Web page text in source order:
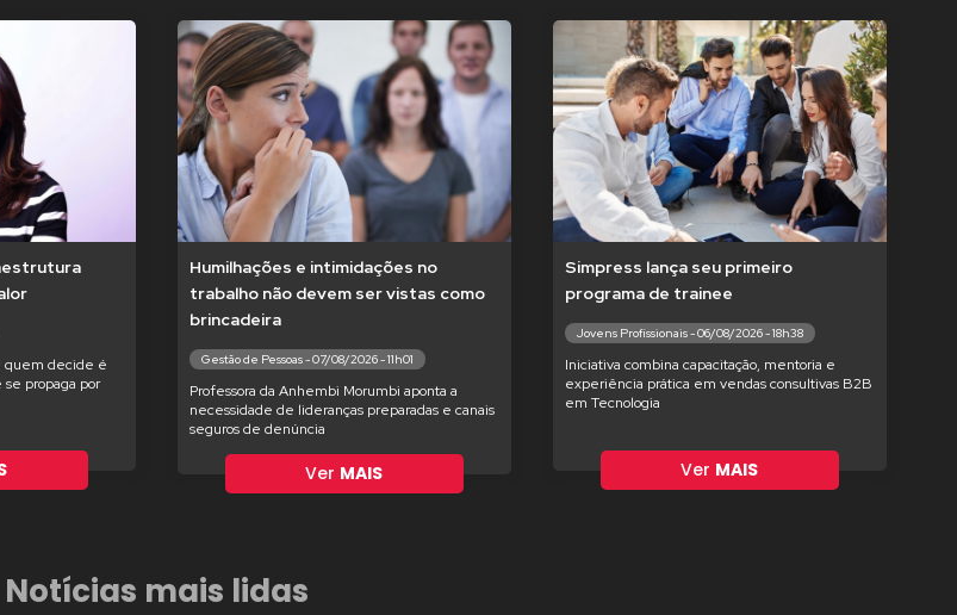
quem decide é
propaga por
Humilhações e intimidações no
trabalho não devem ser vistas como
brincadeira
Gestão de Pessoas - 07/08/2026 - 11h01
Professora da Anhembi Morumbi aponta a
necessidade de lideranças preparadas e canais
seguros de denúncia
Ver MAIS
Simpress lança seu primeiro
programa de trainee
Jovens Profissionais - 06/08/2026 - 18h38
Iniciativa combina capacitação, mentoria e
experiência prática em vendas consultivas B2B
em Tecnologia
Ver MAIS
Notícias mais lidas